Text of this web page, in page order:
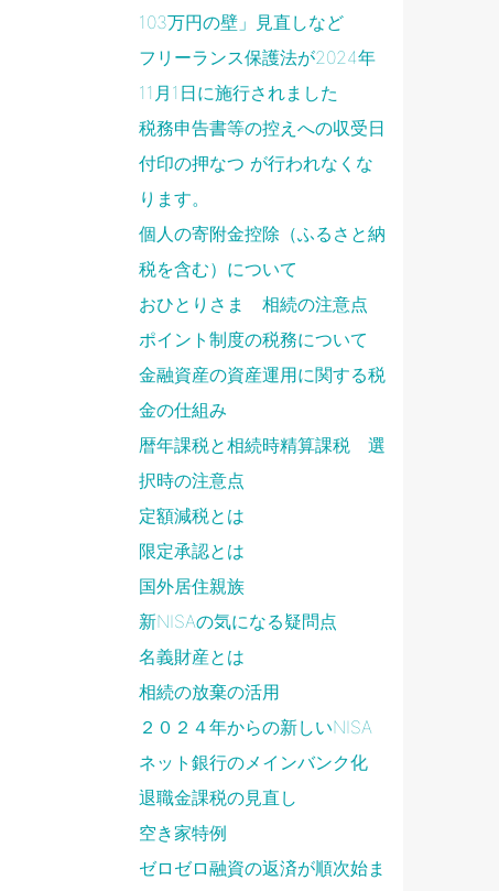
103万円の壁」見直しなど
フリーランス保護法が2024年
11月1日に施行されました
税務申告書等の控えへの収受日
付印の押なつ が行われなくな
ります。
個人の寄附金控除（ふるさと納
税を含む）について
おひとりさま 相続の注意点
ポイント制度の税務について
金融資産の資産運用に関する税
金の仕組み
暦年課税と相続時精算課税 選
択時の注意点
定額減税とは
限定承認とは
国外居住親族
新NISAの気になる疑問点
名義財産とは
相続の放棄の活用
２０２４年からの新しいNISA
ネット銀行のメインバンク化
退職金課税の見直し
空き家特例
ゼロゼロ融資の返済が順次始ま